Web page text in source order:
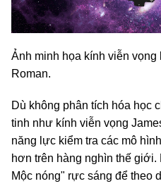
Ảnh minh họa kính viễn
Roman.
Dù không phân tích hóa học
tinh như kính viễn vọng
năng lực kiểm tra các mô
hơn trên hàng nghìn thế giới.
Mộc nóng" rực sáng để theo